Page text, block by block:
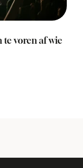
te voren af wie